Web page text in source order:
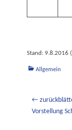
Stand: 9.8.2016
Kategorien
Allgemein
←
Vorheriger
Vorstellung